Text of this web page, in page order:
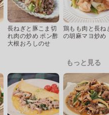
長ねぎと豚こま切
れ肉の炒め ポン酢
大根おろしのせ
鶏もも肉と長ね
の胡麻マヨ炒め
もっと見る